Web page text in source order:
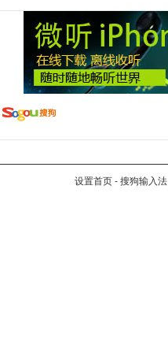
设置首页 - 搜狗输入法